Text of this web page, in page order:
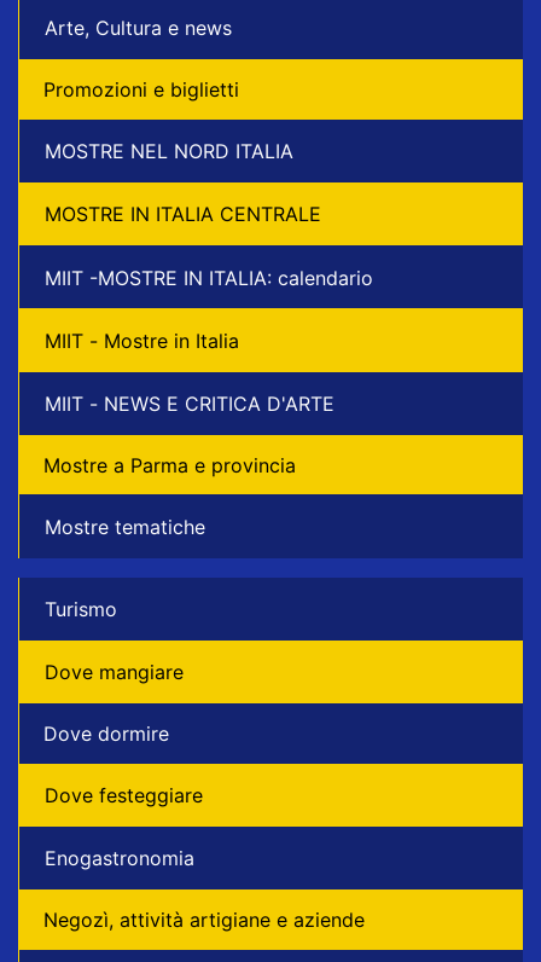
Arte, Cultura e news
Promozioni e biglietti
MOSTRE NEL NORD ITALIA
MOSTRE IN ITALIA CENTRALE
MIIT -MOSTRE IN ITALIA: calendario
MIIT - Mostre in Italia
MIIT - NEWS E CRITICA D'ARTE
Mostre a Parma e provincia
Mostre tematiche
Turismo
Dove mangiare
Dove dormire
Dove festeggiare
Enogastronomia
Negozì, attività artigiane e aziende